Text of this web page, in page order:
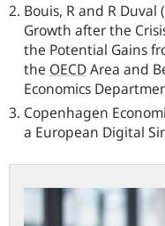
Bouis, R and R
Growth after the
the Potential Gains
the OECDArea and
Economics
Copenhagen
a European Digital